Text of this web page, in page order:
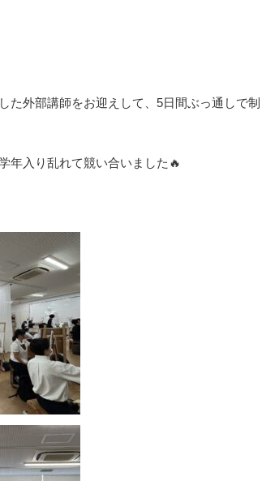
た外部講師をお迎えして、5日間ぶっ通しで制
年入り乱れて競い合いました🔥